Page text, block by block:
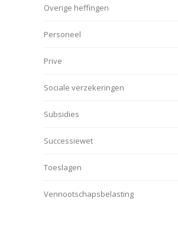
Overige heffingen
Personeel
Prive
Sociale verzekeringen
Subsidies
Successiewet
Toeslagen
Vennootschapsbelasting